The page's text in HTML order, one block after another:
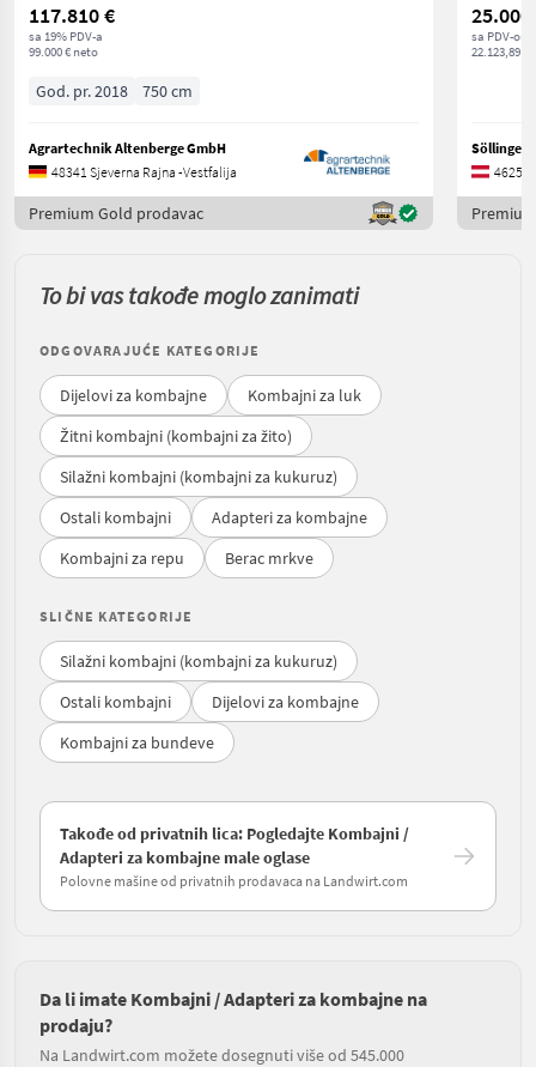
117.810 €
sa 19% PDV-a
99.000 € neto
God. pr. 2018 750 cm
Agrartechnik Altenberge GmbH
48341 Sjeverna Rajna -Vestfalija
Premium Gold prodavac
25.000
sa PDV-om
22.123,89 €
Söllinger
4625
To bi vas takođe moglo zanimati
ODGOVARAJUĆE KATEGORIJE
Dijelovi za kombajne
Kombajni za luk
Žitni kombajni (kombajni za žito)
Silažni kombajni (kombajni za kukuruz)
Ostali kombajni
Adapteri za kombajne
Kombajni za repu
Berac mrkve
SLIČNE KATEGORIJE
Silažni kombajni (kombajni za kukuruz)
Ostali kombajni
Dijelovi za kombajne
Kombajni za bundeve
Takođe od privatnih lica: Pogledajte Kombajni /
Adapteri za kombajne male oglase
Polovne mašine od privatnih prodavaca na Landwirt.com
Da li imate Kombajni / Adapteri za kombajne na
prodaju?
Na Landwirt.com možete dosegnuti više od 545.000